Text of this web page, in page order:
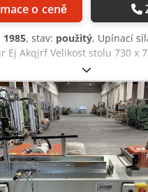
o ceně
1985, stav: použitý, Upínací
Ej Akqjrf Velikost stolu 730 x
elektronika Stahovací síla
60 mm/sec Rychlost
šířka mezi sloupky 900 mm
Rozměry stroje D x Š x V
skříně 0,85 x 0,44 x 2,0
systému 1,0 x 0,85 x 2,36 m
tun = Vulkanizační lis se
vyhazovačem formy a
na oddělování forem